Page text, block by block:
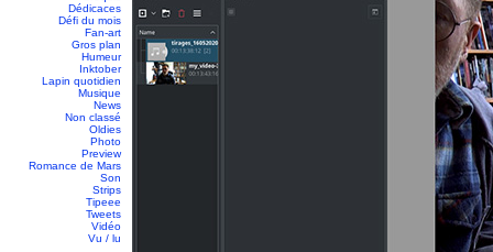
Dédicaces
Défi du mois
Fan-art
Gros plan
Humeur
Inktober
Lapin quotidien
Musique
News
Non classé
Oldies
Photo
Preview
Romance de Mars
Son
Strips
Tipeee
Tweets
Vidéo
Vu / lu